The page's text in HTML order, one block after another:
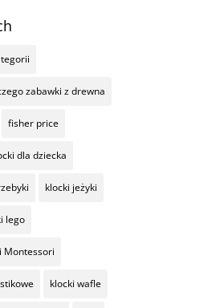
zabawki z drewna
fisher price
dla dziecka
klocki jeżyki
lego
Montessori
klocki wafle